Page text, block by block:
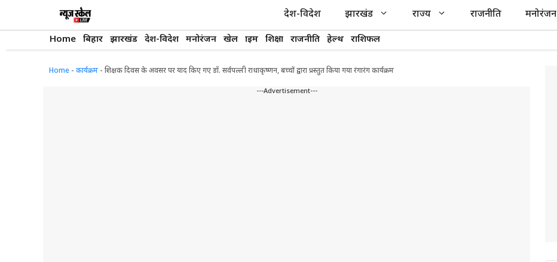
देश-विदेश झारखंड राज्य राजनीति मनोरंजन
Home बिहार झारखंड देश-विदेश मनोरंजन खेल क्राइम शिक्षा राजनीति हेल्थ राशिफल
Home - कार्यक्रम - शिक्षक दिवस के अवसर पर याद किए गए डॉ. सर्वपल्ली राधाकृष्णन, बच्चों द्वारा प्रस्तुत किया गया रंगारंग कार्यक्रम
---Advertisement---